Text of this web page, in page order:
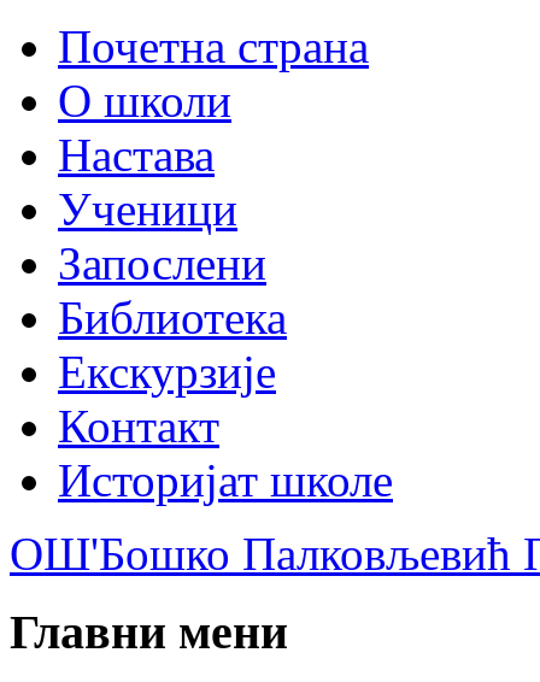
Почетна страна
О школи
Настава
Ученици
Запослени
Библиотека
Екскурзије
Контакт
Историјат школе
ОШ'Бошко Палковљевић
Главни мени